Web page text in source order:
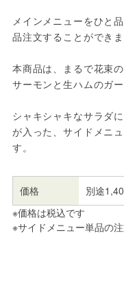
メインメニューをひと
品注文することができま
本商品は、まるで花束
サーモンと生ハムのガー
シャキシャキなサラダ
が入った、サイドメニ
す。
価格
別途
※価格は税込です
※サイドメニュー単品の